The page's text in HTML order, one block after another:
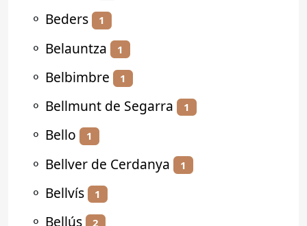
⚬ Beders 1
⚬ Belauntza 1
⚬ Belbimbre 1
⚬ Bellmunt de Segarra 1
⚬ Bello 1
⚬ Bellver de Cerdanya 1
⚬ Bellvís 1
⚬ Bellús 2